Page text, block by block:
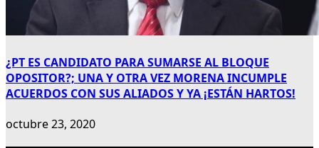
¿PT ES CANDIDATO PARA SUMARSE AL BLOQUE
OPOSITOR?; UNA Y OTRA VEZ MORENA INCUMPLE
ACUERDOS CON SUS ALIADOS Y YA ¡ESTÁN HARTOS!
octubre 23, 2020